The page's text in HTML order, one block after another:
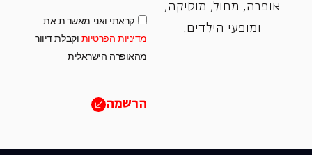
אופרה, ‏מחול, ‏מוסיקה,
ומופעי הילדים.
קראתי ואני מאשר.ת את
מדיניות הפרטיות וקבלת דיוור
מהאופרה הישראלית
הרשמה